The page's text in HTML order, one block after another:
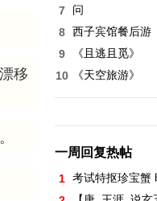
移
7 问
8 西子宾馆餐后游
9 《且逃且觅》
10 《天空旅游》
一周回复热帖
1 考试特抠珍宝蟹